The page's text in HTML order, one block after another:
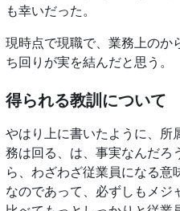
も幸いだった。
現時点で現職で、業務上のか
ち回りが実を結んだと思う。
得られる教訓について
やはり上に書いたように、所
務は回る、は、事実なんだろ
ら、わざわざ従業員になる
なのであって、必ずしもメジ